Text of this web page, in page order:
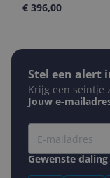
€ 396,00
Stel een alert
Krijg een seintje
Jouw e-
Gewenste